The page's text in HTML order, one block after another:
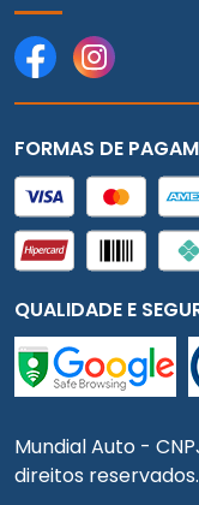
FORMAS DE
QUALIDADE E
Mundial Auto -
direitos reservados.